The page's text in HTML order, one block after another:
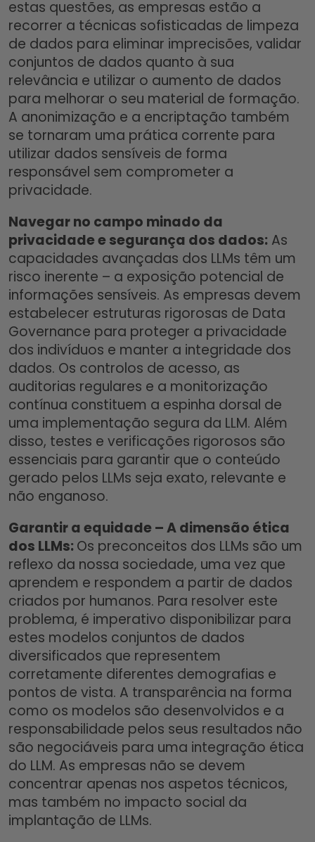
estas questões, as empresas estão a
recorrer a técnicas sofisticadas de limpeza
de dados para eliminar imprecisões, validar
conjuntos de dados quanto à sua
relevância e utilizar o aumento de dados
para melhorar o seu material de formação.
A anonimização e a encriptação também
se tornaram uma prática corrente para
utilizar dados sensíveis de forma
responsável sem comprometer a
privacidade.
Navegar no campo minado da
privacidade e segurança dos dados: As
capacidades avançadas dos LLMs têm um
risco inerente – a exposição potencial de
informações sensíveis. As empresas devem
estabelecer estruturas rigorosas de Data
Governance para proteger a privacidade
dos indivíduos e manter a integridade dos
dados. Os controlos de acesso, as
auditorias regulares e a monitorização
contínua constituem a espinha dorsal de
uma implementação segura da LLM. Além
disso, testes e verificações rigorosos são
essenciais para garantir que o conteúdo
gerado pelos LLMs seja exato, relevante e
não enganoso.
Garantir a equidade – A dimensão ética
dos LLMs: Os preconceitos dos LLMs são um
reflexo da nossa sociedade, uma vez que
aprendem e respondem a partir de dados
criados por humanos. Para resolver este
problema, é imperativo disponibilizar para
estes modelos conjuntos de dados
diversificados que representem
corretamente diferentes demografias e
pontos de vista. A transparência na forma
como os modelos são desenvolvidos e a
responsabilidade pelos seus resultados não
são negociáveis para uma integração ética
do LLM. As empresas não se devem
concentrar apenas nos aspetos técnicos,
mas também no impacto social da
implantação de LLMs.